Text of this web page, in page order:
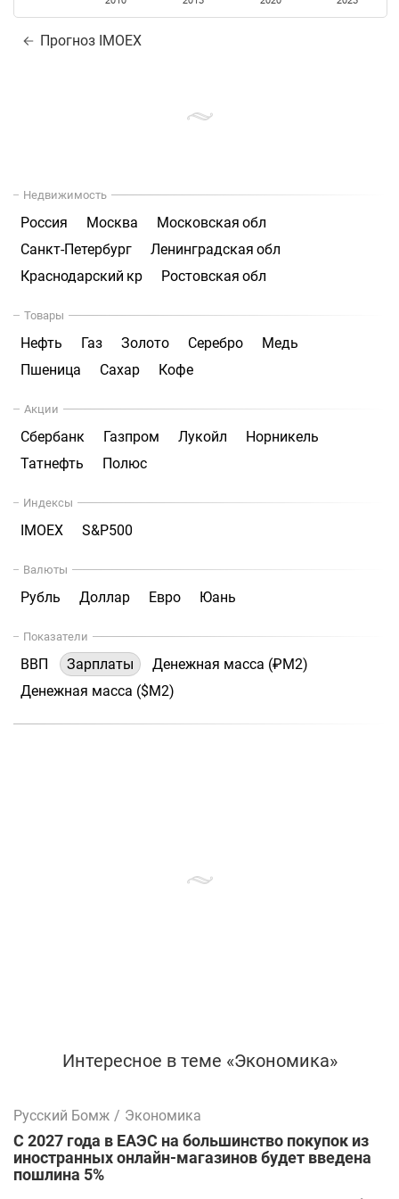
Прогноз IMOEX
Недвижимость
Россия Москва
Московская обл
Санкт-Петербург
Ленинградская обл
Краснодарский кр
Ростовская обл
Товары
Нефть Газ Золото Серебро
Медь
Пшеница
Сахар Кофе
Акции
Сбербанк Газпром Лукойл
Норникель
Татнефть
Полюс
Индексы
IMOEX S&P500
Валюты
Рубль Доллар Евро Юань
Показатели
ВВП Зарплаты
Денежная масса (₽М2)
Денежная масса ($М2)
Интересное в теме «Экономика»
Русский Бомж / Экономика
С 2027 года в ЕАЭС на большинство покупок из
иностранных онлайн-магазинов будет введена
пошлина 5%